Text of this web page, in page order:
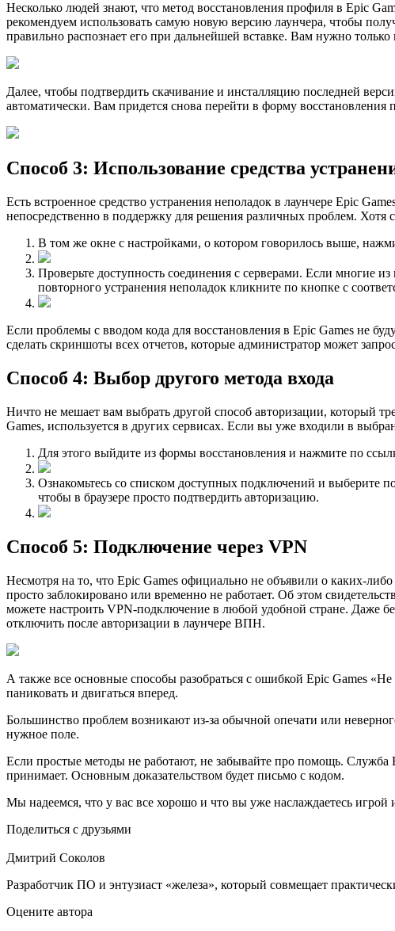
Несколько людей знают, что метод восстановления профиля в Epic
рекомендуем использовать самую новую версию лаунчера, чтобы
правильно распознает его при дальнейшей вставке. Вам нужно
Далее, чтобы подтвердить скачивание и инсталляцию последней
автоматически. Вам придется снова перейти в форму
Способ 3: Использование средства
Есть встроенное средство устранения неполадок в лаунчере Epic
непосредственно в поддержку для решения различных проблем. Хотя
В том же окне с настройками, о котором говорилось выше,
Проверьте доступность соединения с серверами. Если многие
повторного устранения неполадок кликните по кнопке с
Если проблемы с вводом кода для восстановления в Epic Games не
сделать скриншоты всех отчетов, которые администратор может
Способ 4: Выбор другого метода входа
Ничто не мешает вам выбрать другой способ авторизации, который
Games, используется в других сервисах. Если вы уже входили в
Для этого выйдите из формы восстановления и нажмите по
Ознакомьтесь со списком доступных подключений и выберите
чтобы в браузере просто подтвердить авторизацию.
Способ 5: Подключение через VPN
Несмотря на то, что Epic Games официально не объявили о каких-
просто заблокировано или временно не работает. Об этом
можете настроить VPN-подключение в любой удобной стране. Даже
отключить после авторизации в лаунчере ВПН.
А также все основные способы разобраться с ошибкой Epic Games
паниковать и двигаться вперед.
Большинство проблем возникают из-за обычной опечати или
нужное поле.
Если простые методы не работают, не забывайте про помощь. Служба
принимает. Основным доказательством будет письмо с кодом.
Мы надеемся, что у вас все хорошо и что вы уже наслаждаетесь
Поделиться с друзьями
Дмитрий Соколов
Разработчик ПО и энтузиаст «железа», который совмещает
Оцените автора